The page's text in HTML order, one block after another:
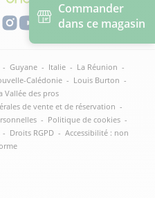
Commander
dans ce magasin
- Guyane - Italie - La Réunion -
Calédonie - Louis Burton -
Vallée des pros
de vente et de réservation -
- Politique de cookies -
- Droits RGPD - Accessibilité : non